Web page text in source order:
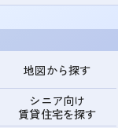
地図から探す
シニア向け
賃貸住宅を探す